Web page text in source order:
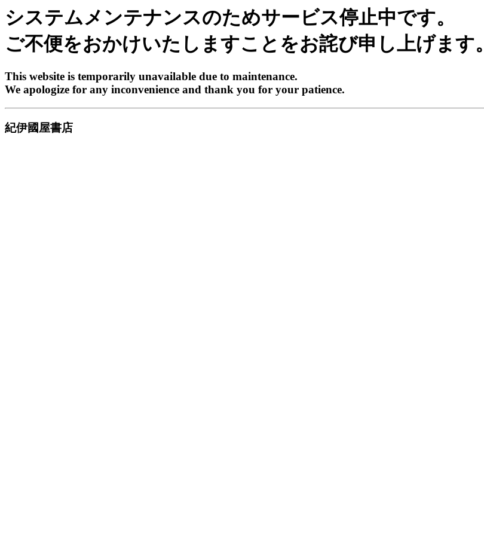
システムメンテナンスのためサービス停止中です。
ご不便をおかけいたしますことをお詫び申し上げます。
This website is temporarily unavailable due to maintenance.
We apologize for any inconvenience and thank you for your patience.
紀伊國屋書店